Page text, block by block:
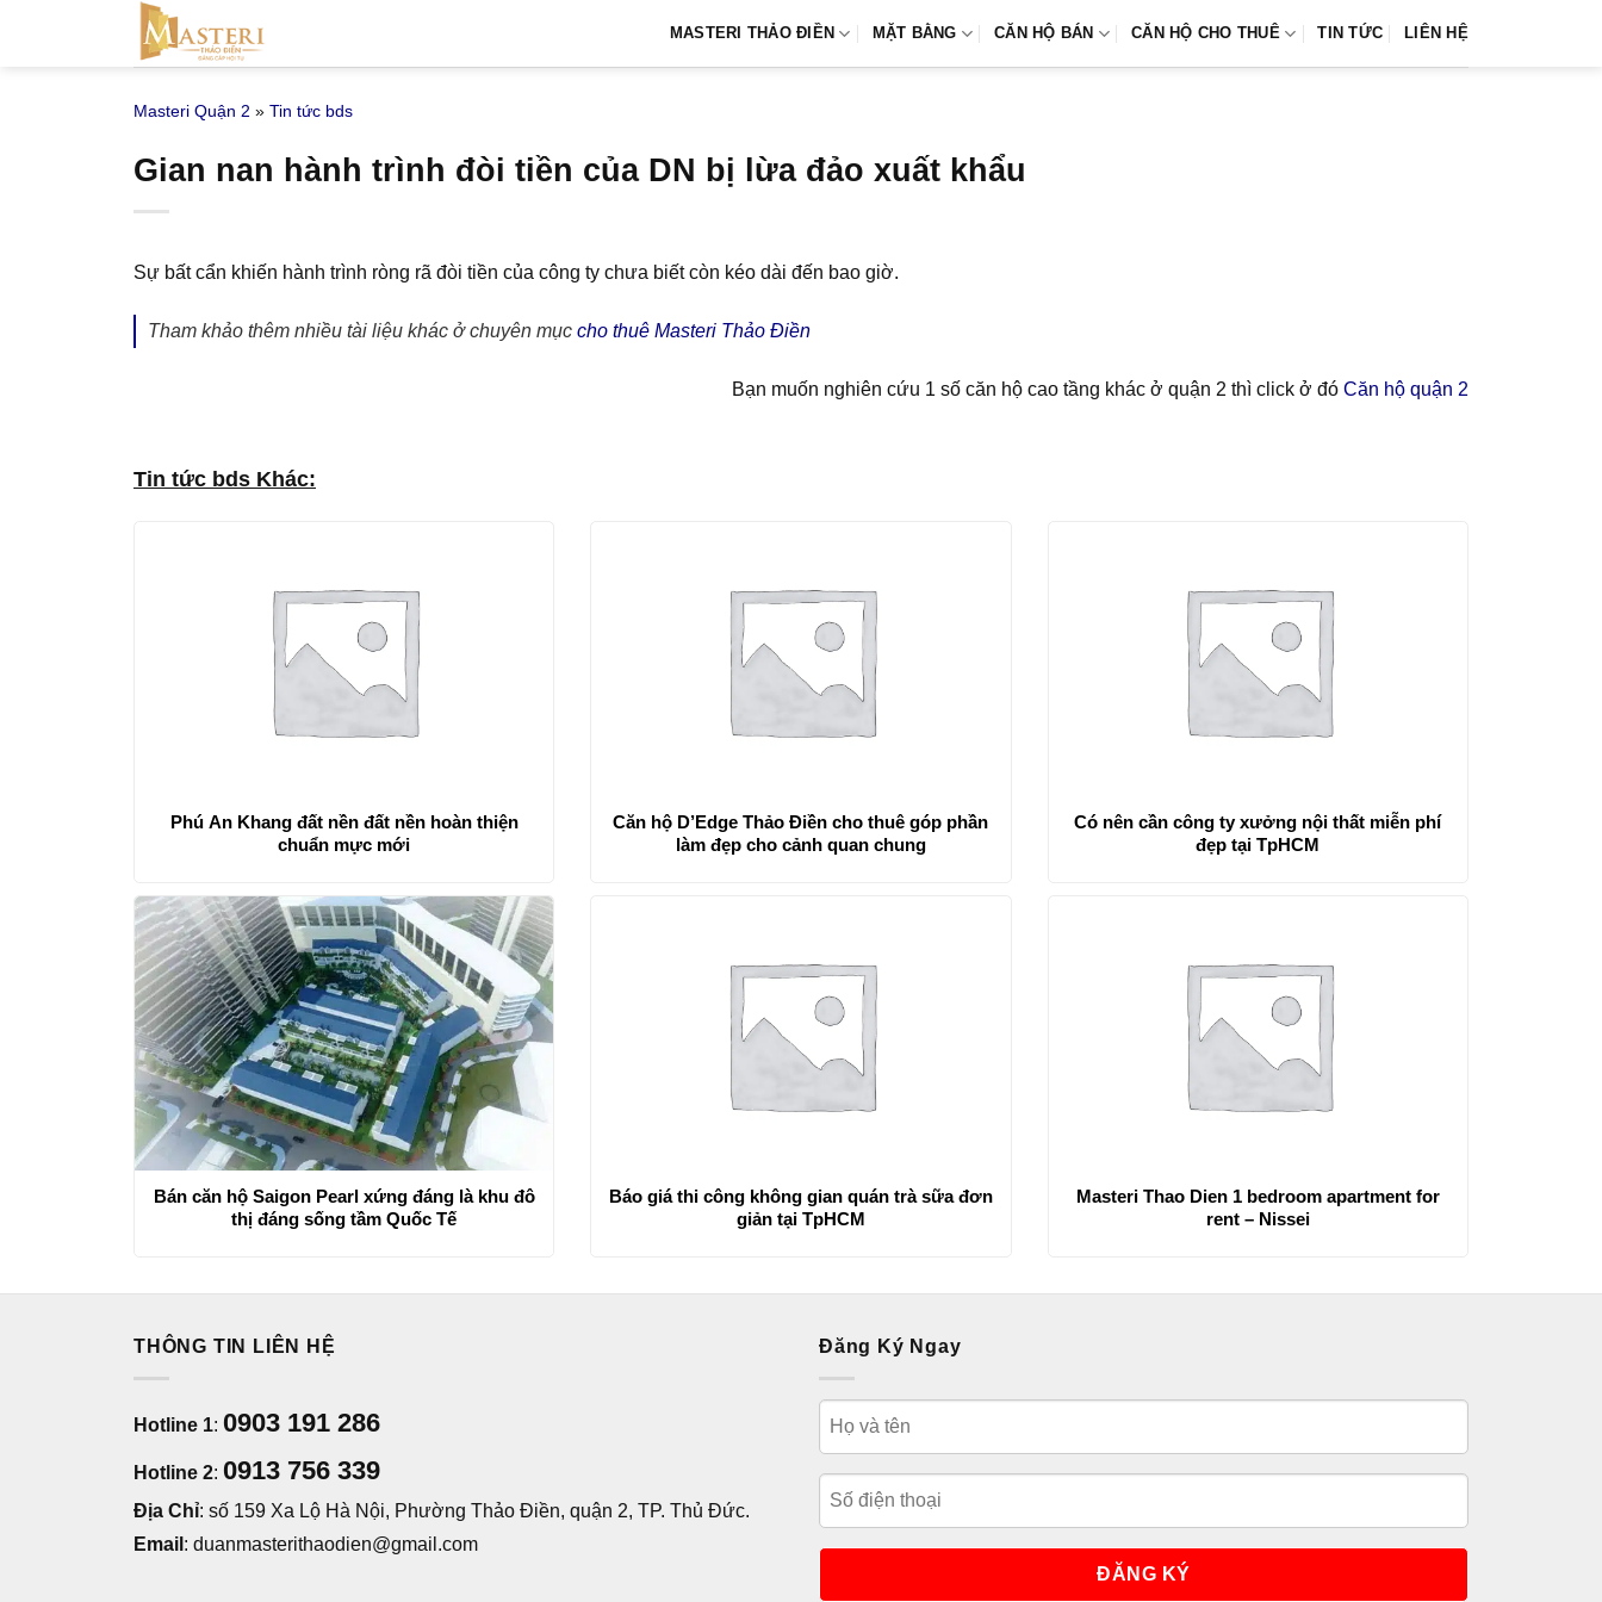
MASTERI THẢO ĐIỀN MẶT BẰNG CĂN HỘ BÁN CĂN HỘ CHO THUÊ TIN TỨC LIÊN HỆ
Masteri Quận 2 » Tin tức bds
Gian nan hành trình đòi tiền của DN bị lừa đảo xuất khẩu
Sự bất cẩn khiến hành trình ròng rã đòi tiền của công ty chưa biết còn kéo dài đến bao giờ.
Tham khảo thêm nhiều tài liệu khác ở chuyên mục cho thuê Masteri Thảo Điền
Bạn muốn nghiên cứu 1 số căn hộ cao tầng khác ở quận 2 thì click ở đó Căn hộ quận 2
Tin tức bds Khác:
Phú An Khang đất nền đất nền hoàn thiện
chuẩn mực mới
Căn hộ D’Edge Thảo Điền cho thuê góp phần
làm đẹp cho cảnh quan chung
Có nên cần công ty xưởng nội thất miễn phí
đẹp tại TpHCM
Bán căn hộ Saigon Pearl xứng đáng là khu đô
thị đáng sống tầm Quốc Tế
Báo giá thi công không gian quán trà sữa đơn
giản tại TpHCM
Masteri Thao Dien 1 bedroom apartment for
rent – Nissei
THÔNG TIN LIÊN HỆ
Hotline 1: 0903 191 286
Hotline 2: 0913 756 339
Địa Chỉ: số 159 Xa Lộ Hà Nội, Phường Thảo Điền, quận 2, TP. Thủ Đức.
Email : duanmasterithaodien@gmail.com
Đăng Ký Ngay